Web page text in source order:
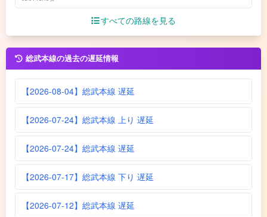
すべての路線を見る
総武本線の過去の遅延情報
【2026-08-04】総武本線 遅延
【2026-07-24】総武本線 上り 遅延
【2026-07-24】総武本線 遅延
【2026-07-17】総武本線 下り 遅延
【2026-07-12】総武本線 遅延